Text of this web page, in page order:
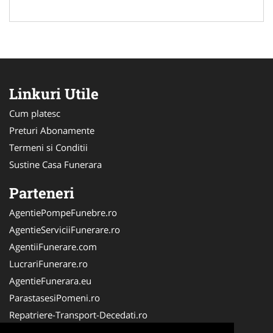
Linkuri Utile
Cum platesc
Preturi Abonamente
Termeni si Conditii
Sustine Casa Funerara
Parteneri
AgentiePompeFunebre.ro
AgentieServiciiFunerare.ro
AgentiiFunerare.com
LucrariFunerare.ro
AgentieFunerara.eu
ParastasesiPomeni.ro
Repatriere-Transport-Decedati.ro